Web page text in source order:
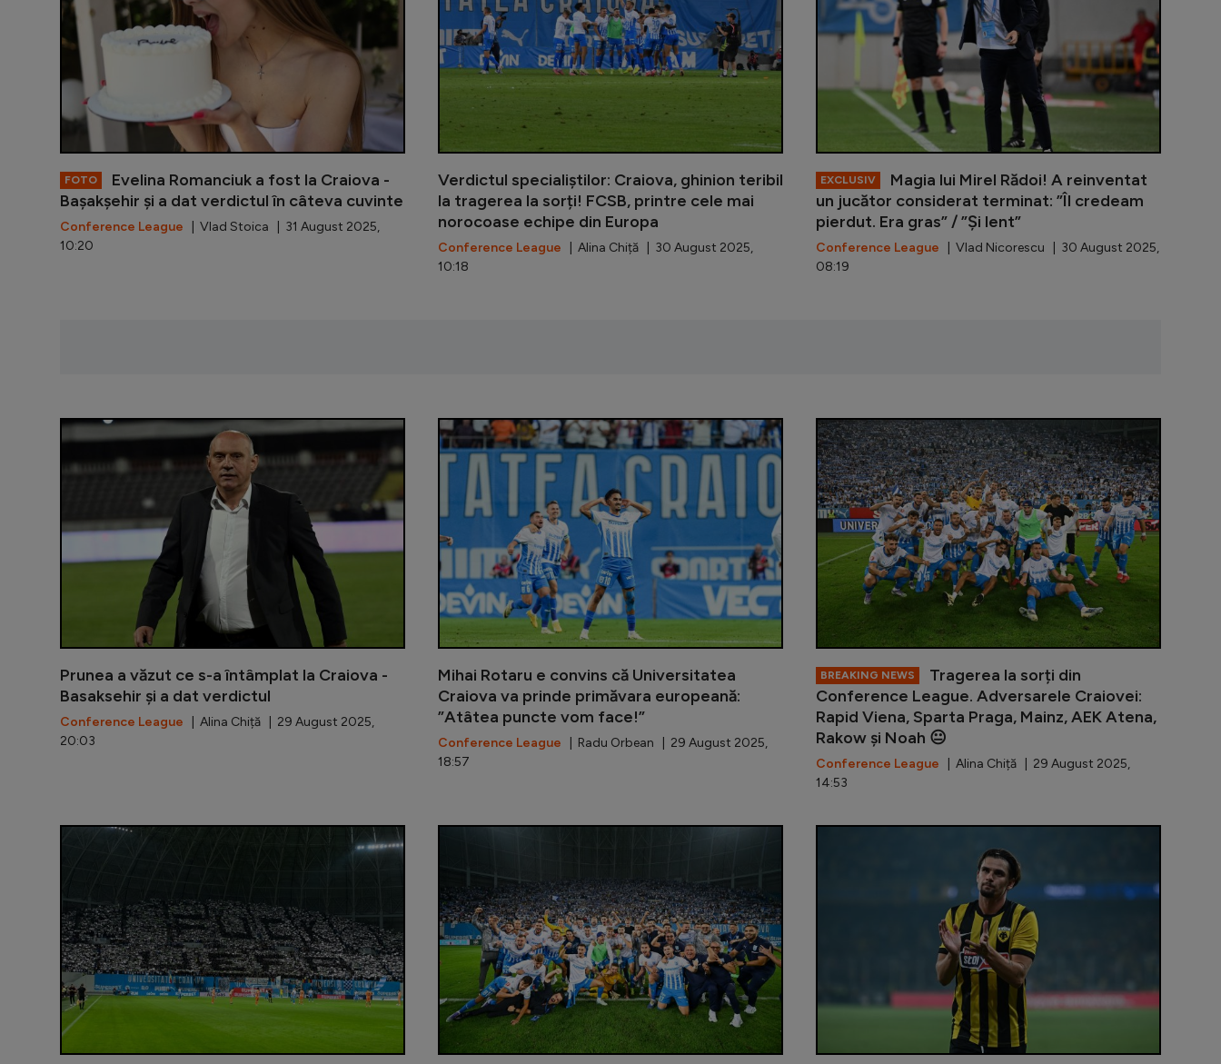
FOTO
Evelina Romanciuk a fost la Craiova -
Bașakșehir și a dat verdictul în câteva cuvinte
Conference League | Vlad Stoica | 31 August 2025,
10:20
Verdictul specialiștilor: Craiova, ghinion teribil
la tragerea la sorți! FCSB, printre cele mai
norocoase echipe din Europa
Conference League | Alina Chiță | 30 August 2025,
10:18
EXCLUSIV
Magia lui Mirel Rădoi! A reinventat
un jucător considerat terminat: ”Îl credeam
pierdut. Era gras” / ”Și lent”
Conference League | Vlad Nicorescu | 30 August 2025,
08:19
Prunea a văzut ce s-a întâmplat la Craiova -
Basaksehir și a dat verdictul
Conference League | Alina Chiță | 29 August 2025,
20:03
Prunea a văzut ce s-a întâmplat la Craiova - Basaksehir și a dat
Mihai Rotaru e convins că Universitatea
Craiova va prinde primăvara europeană:
”Atâtea puncte vom face!”
Conference League | Radu Orbean | 29 August 2025,
18:57
BREAKING NEWS
Tragerea la sorți din
Conference League. Adversarele Craiovei:
Rapid Viena, Sparta Praga, Mainz, AEK Atena,
Rakow și Noah 😐
Conference League | Alina Chiță | 29 August 2025,
14:53